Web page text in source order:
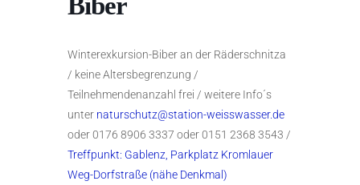
Winterexkursion-Biber an der Räderschnitza
/ keine Altersbegrenzung /
Teilnehmendenanzahl frei / weitere Info´s
unter naturschutz@station-weisswasser.de
oder 0176 8906 3337 oder 0151 2368 3543 /
Treffpunkt: Gablenz, Parkplatz Kromlauer
Weg-Dorfstraße (nähe Denkmal)